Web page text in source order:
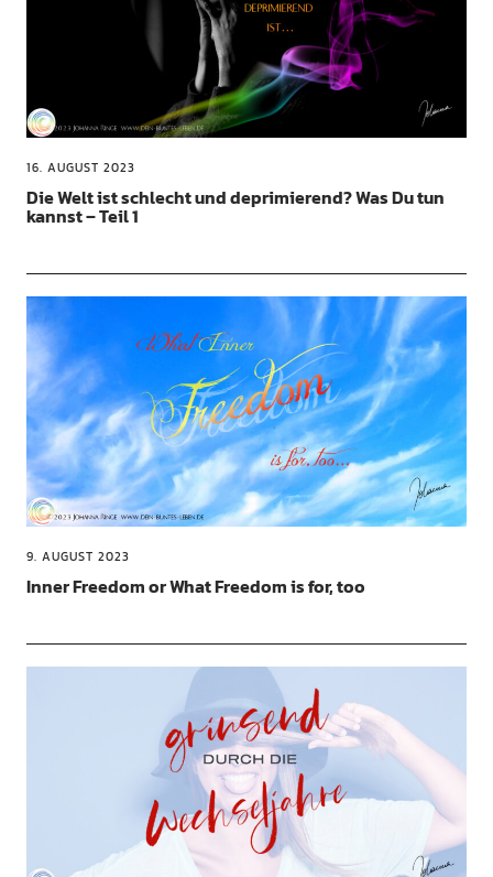
16. AUGUST 2023
Die Welt ist schlecht und deprimierend? Was Du tun
kannst – Teil 1
9. AUGUST 2023
Inner Freedom or What Freedom is for, too